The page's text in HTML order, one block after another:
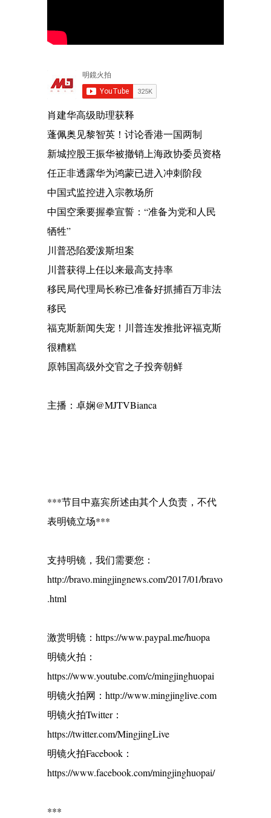
肖建华高级助理获释
蓬佩奥见黎智英！讨论香港一国两制
新城控股王振华被撤销上海政协委员资格
任正非透露华为鸿蒙已进入冲刺阶段
中国式监控进入宗教场所
中国空乘要握拳宣誓：“准备为党和人民
牺牲”
川普恐陷爱泼斯坦案
川普获得上任以来最高支持率
移民局代理局长称已准备好抓捕百万非法
移民
福克斯新闻失宠！川普连发推批评福克斯
很糟糕
原韩国高级外交官之子投奔朝鲜
主播：卓娴@MJTVBianca
***节目中嘉宾所述由其个人负责，不代
表明镜立场***
支持明镜，我们需要您：
http://bravo.mingjingnews.com/2017/01/bravo
.html
激赏明镜：https://www.paypal.me/huopa
明镜火拍：
https://www.youtube.com/c/mingjinghuopai
明镜火拍网：http://www.mingjinglive.com
明镜火拍Twitter：
https://twitter.com/MingjingLive
明镜火拍Facebook：
https://www.facebook.com/mingjinghuopai/
***